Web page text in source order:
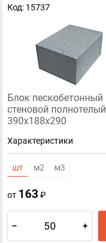
Код: 15737
Блок пескобетонный
стеновой полнотелый
390x188x290
Характеристики
шт м2 м3
от 163 ₽
– +